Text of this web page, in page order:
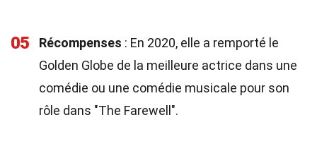
05 Récompenses : En 2020, elle a remporté le
Golden Globe de la meilleure actrice dans une
comédie ou une comédie musicale pour son
rôle dans "The Farewell".